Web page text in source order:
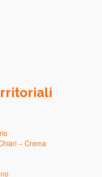
– Crema